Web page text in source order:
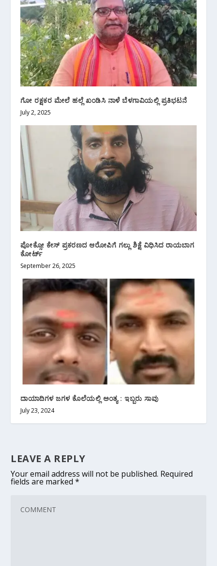
ಗೋ ರಕ್ಷಕರ ಮೇಲೆ ಹಲ್ಲೆ ಖಂಡಿಸಿ ನಾಳೆ ಬೆಳಗಾವಿಯಲ್ಲಿ ಪ್ರತಿಭಟನೆ
July 2, 2025
ಪೋಕ್ಸೋ ಕೇಸ್ ಪ್ರಕರಣದ ಆರೋಪಿಗೆ ಗಲ್ಲು ಶಿಕ್ಷೆ ವಿಧಿಸಿದ ರಾಯಬಾಗ
ಕೋರ್ಟ್
September 26, 2025
ದಾಯಾದಿಗಳ ಜಗಳ ಕೊಲೆಯಲ್ಲಿ ಅಂತ್ಯ : ಇಬ್ಬರು ಸಾವು
July 23, 2024
LEAVE A REPLY
Your email address will not be published. Required
fields are marked*